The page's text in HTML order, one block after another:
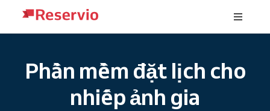
Phần mềm đặt lịch cho
nhiếp ảnh gia